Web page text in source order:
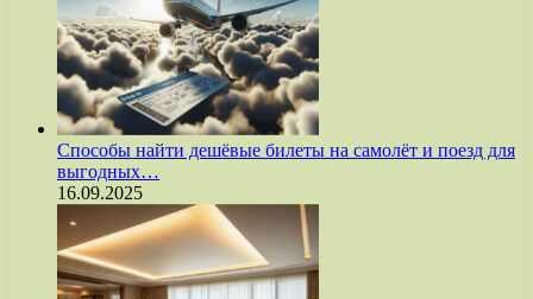
Способы найти дешёвые билеты на самолёт и поезд для
выгодных…
16.09.2025